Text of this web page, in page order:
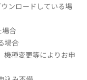
ンロードしている場
場合
場合
機種変更等によりお申